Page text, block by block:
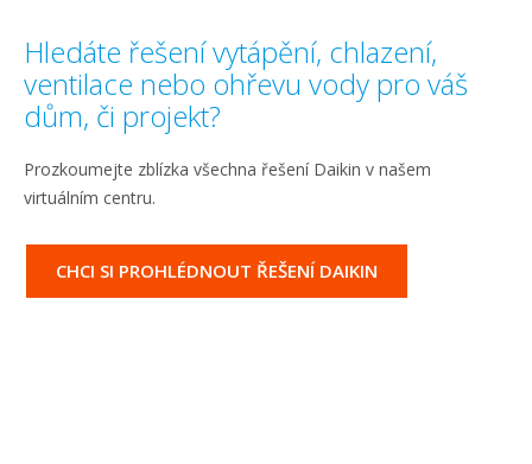
Hledáte řešení vytápění, chlazení,
ventilace nebo ohřevu vody pro váš
dům, či projekt?
Prozkoumejte zblízka všechna řešení Daikin v našem
virtuálním centru.
CHCI SI PROHLÉDNOUT ŘEŠENÍ DAIKIN